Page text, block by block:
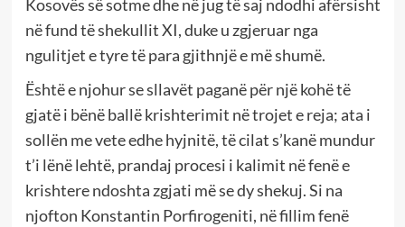
Kosovës së sotme dhe në jug të saj ndodhi afërsisht
në fund të shekullit XI, duke u zgjeruar nga
ngulitjet e tyre të para gjithnjë e më shumë.
Është e njohur se sllavët paganë për një kohë të
gjatë i bënë ballë krishterimit në trojet e reja; ata i
sollën me vete edhe hyjnitë, të cilat s’kanë mundur
t’i lënë lehtë, prandaj procesi i kalimit në fenë e
krishtere ndoshta zgjati më se dy shekuj. Si na
njofton Konstantin Porfirogeniti, në fillim fenë